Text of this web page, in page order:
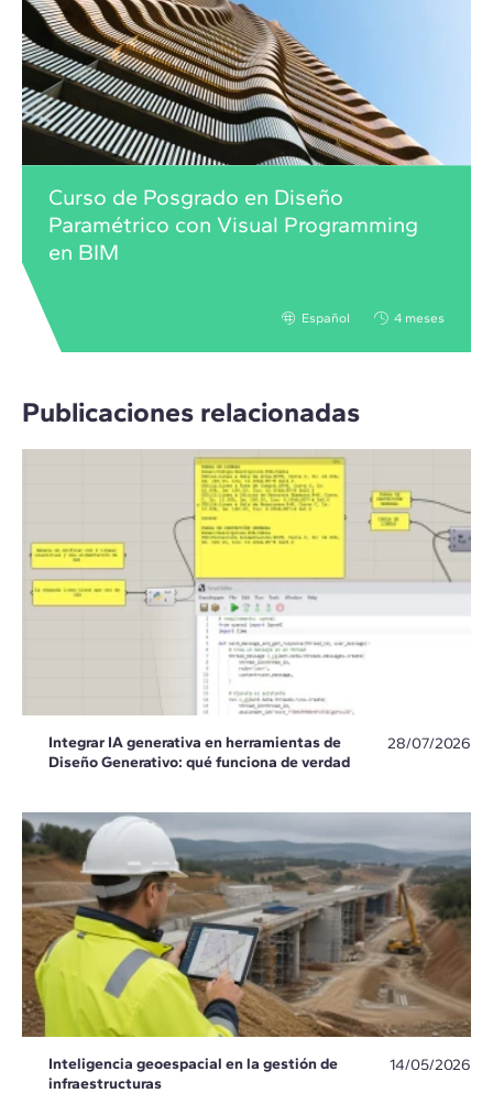
Curso de Posgrado en Diseño
Paramétrico con Visual Programming
en BIM
Español 4 meses
Publicaciones relacionadas
Integrar IA generativa en herramientas de
Diseño Generativo: qué funciona de verdad
28/07/2026
Inteligencia geoespacial en la gestión de
infraestructuras
14/05/2026